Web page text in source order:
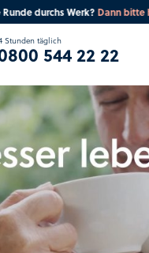
Runde durchs Werk?Dann bitte
Stunden täglich
544 22 22
Sie suchen